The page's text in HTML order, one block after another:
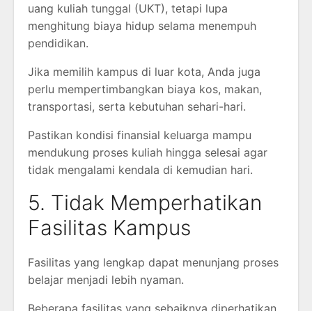
uang kuliah tunggal (UKT), tetapi lupa
menghitung biaya hidup selama menempuh
pendidikan.
Jika memilih kampus di luar kota, Anda juga
perlu mempertimbangkan biaya kos, makan,
transportasi, serta kebutuhan sehari-hari.
Pastikan kondisi finansial keluarga mampu
mendukung proses kuliah hingga selesai agar
tidak mengalami kendala di kemudian hari.
5. Tidak Memperhatikan
Fasilitas Kampus
Fasilitas yang lengkap dapat menunjang proses
belajar menjadi lebih nyaman.
Beberapa fasilitas yang sebaiknya diperhatikan